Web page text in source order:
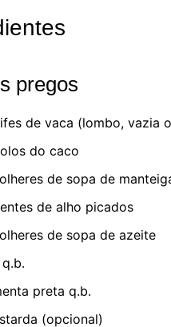
pregos
de vaca (lombo, vazia
do caco
de sopa de
de alho picados
de sopa de azeite
preta q.b.
(opcional)